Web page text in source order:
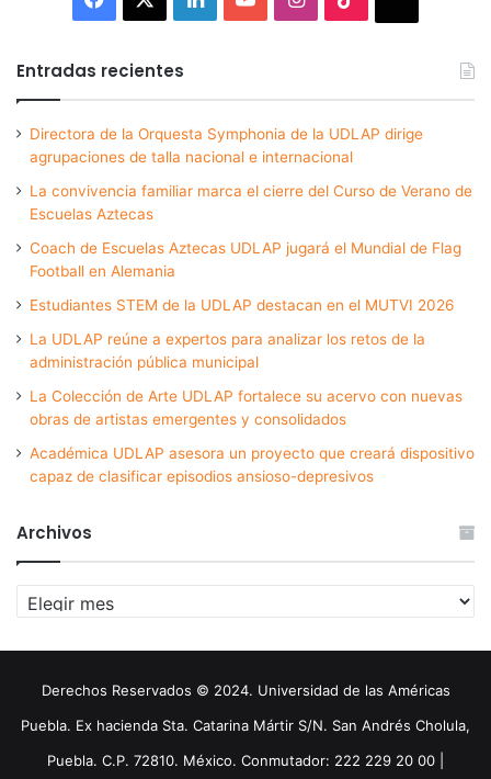
Entradas recientes
Directora de la Orquesta Symphonia de la UDLAP dirige
agrupaciones de talla nacional e internacional
La convivencia familiar marca el cierre del Curso de Verano de
Escuelas Aztecas
Coach de Escuelas Aztecas UDLAP jugará el Mundial de Flag
Football en Alemania
Estudiantes STEM de la UDLAP destacan en el MUTVI 2026
La UDLAP reúne a expertos para analizar los retos de la
administración pública municipal
La Colección de Arte UDLAP fortalece su acervo con nuevas
obras de artistas emergentes y consolidados
Académica UDLAP asesora un proyecto que creará dispositivo
capaz de clasificar episodios ansioso-depresivos
Archivos
Archivos
Derechos Reservados © 2024. Universidad de las Américas
Puebla. Ex hacienda Sta. Catarina Mártir S/N. San Andrés Cholula,
Puebla. C.P. 72810. México. Conmutador: 222 229 20 00 |